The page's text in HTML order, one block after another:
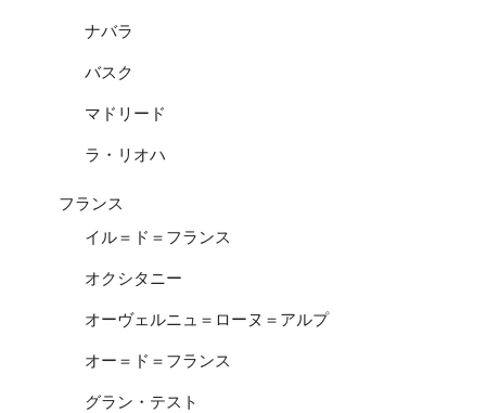
ナバラ
バスク
マドリード
ラ・リオハ
フランス
イル＝ド＝フランス
オクシタニー
オーヴェルニュ＝ローヌ＝アルプ
オー＝ド＝フランス
グラン・テスト